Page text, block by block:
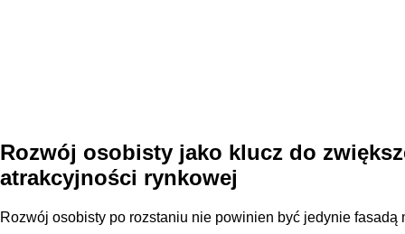
Rozwój osobisty jako klucz do
atrakcyjności rynkowej
Rozwój osobisty po rozstaniu nie powinien być jedynie fasadą